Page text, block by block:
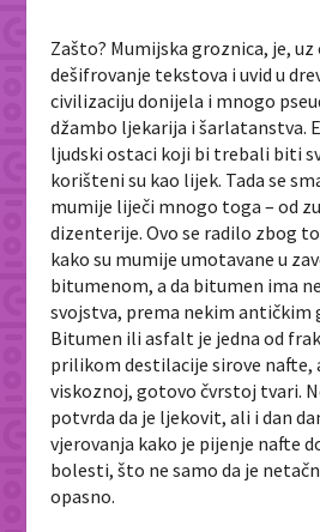
Zašto? Mumijska groznica, je,
dešifrovanje tekstova i uvid u
civilizaciju donijela i mnogo
džambo ljekarija i šarlatanstva.
ljudski ostaci koji bi trebali biti
korišteni su kao lijek. Tada se
mumije liječi mnogo toga – od
dizenterije. Ovo se radilo zbog
kako su mumije umotavane u
bitumenom, a da bitumen ima
svojstva, prema nekim antičkim
Bitumen ili asfalt je jedna od
prilikom destilacije sirove nafte,
viskoznoj, gotovo čvrstoj tvari.
potvrda da je ljekovit, ali i dan
vjerovanja kako je pijenje nafte
bolesti, što ne samo da je
opasno.